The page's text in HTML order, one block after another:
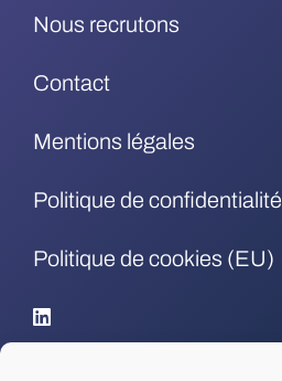
Nous recrutons
Contact
Mentions légales
Politique de confidentialité
Politique de cookies (EU)